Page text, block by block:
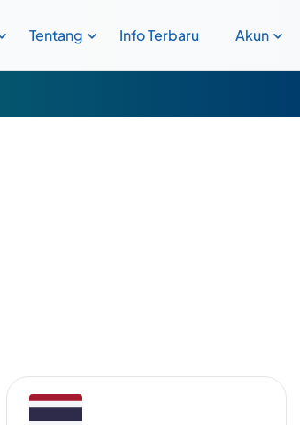
Tentang Info Terbaru Akun